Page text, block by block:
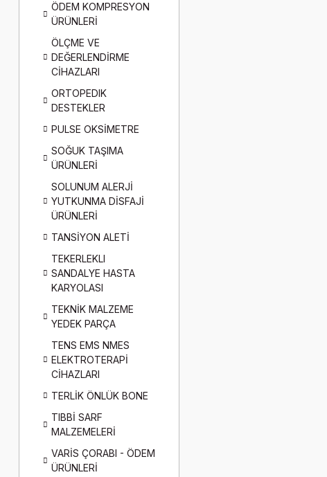
ÖDEM KOMPRESYON
ÜRÜNLERİ
ÖLÇME VE
DEĞERLENDİRME
CİHAZLARI
ORTOPEDIK
DESTEKLER
PULSE OKSİMETRE
SOĞUK TAŞIMA
ÜRÜNLERİ
SOLUNUM ALERJİ
YUTKUNMA DİSFAJİ
ÜRÜNLERİ
TANSİYON ALETİ
TEKERLEKLI
SANDALYE HASTA
KARYOLASI
TEKNİK MALZEME
YEDEK PARÇA
TENS EMS NMES
ELEKTROTERAPİ
CİHAZLARI
TERLİK ÖNLÜK BONE
TIBBİ SARF
MALZEMELERİ
VARİS ÇORABI - ÖDEM
ÜRÜNLERİ